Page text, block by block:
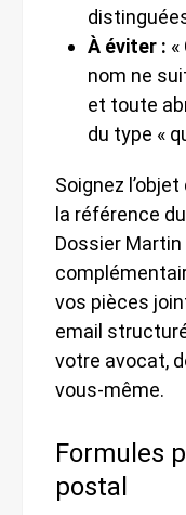
À éviter : «
nom ne
et toute
du type «
Soignez
la référence
Dossier
vos pièces
email
votre avocat,
vous-même.
Formules
postal